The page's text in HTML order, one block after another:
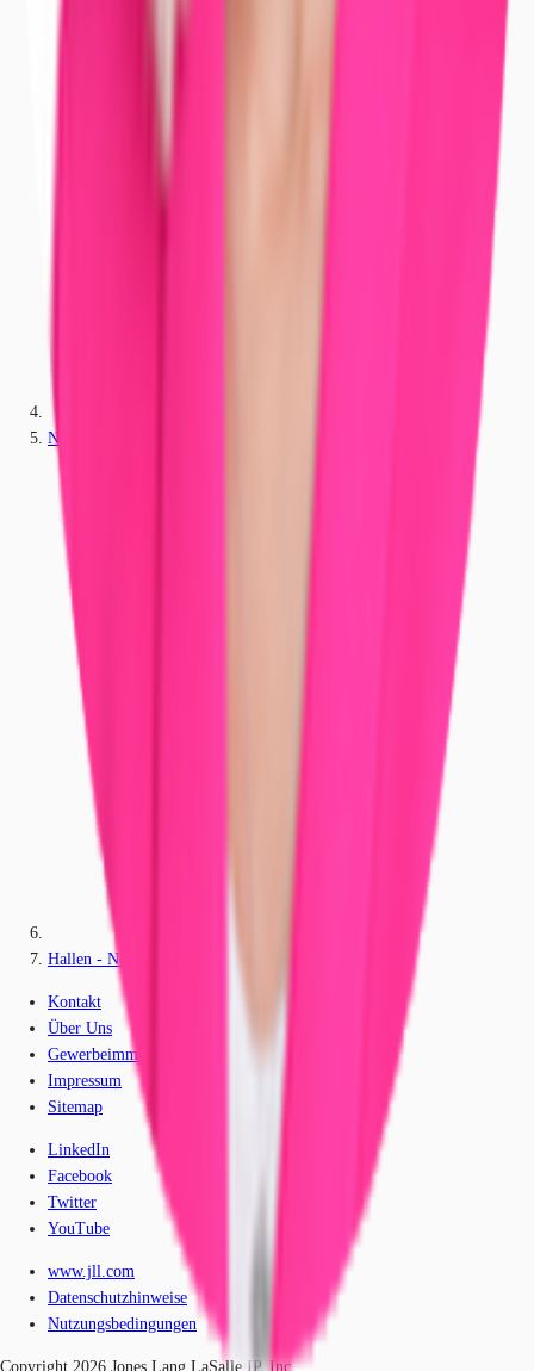
Neuhof an der Zenn
Hallen - Neuhof an der Zenn - M2541-1
Kontakt
Über Uns
Gewerbeimmobilien-Lexikon
Impressum
Sitemap
LinkedIn
Facebook
Twitter
YouTube
www.jll.com
Datenschutzhinweise
Nutzungsbedingungen
Copyright 2026 Jones Lang LaSalle IP, Inc.